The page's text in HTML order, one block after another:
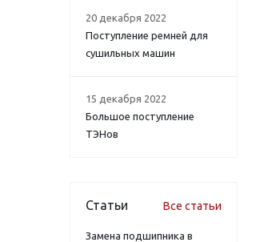
20 декабря 2022
Поступление ремней для
сушильных машин
15 декабря 2022
Большое поступление
ТЭНов
Статьи Все статьи
Замена подшипника в